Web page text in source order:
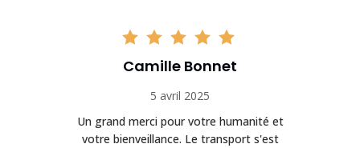
Camille Bonnet
5 avril 2025
Un grand merci pour votre humanité et
votre bienveillance. Le transport s'est